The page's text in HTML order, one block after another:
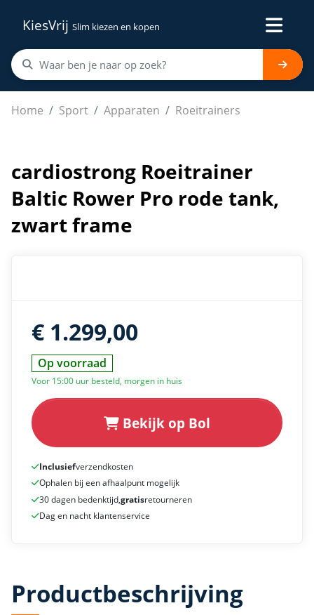
KiesVrij Slim kiezen en kopen
Home Sport Apparaten Roeitrainers
cardiostrong Roeitrainer Baltic Rower Pro rode tank,
cardiostrong Roeitrainer
Baltic Rower Pro rode tank,
zwart frame
€ 1.299,00
Op voorraad
Voor 15:00 uur besteld, morgen in huis
Bekijk op Bol
Inclusiefverzendkosten
Ophalen bij een afhaalpunt mogelijk
30 dagen bedenktijd,gratisretourneren
Dag en nacht klantenservice
Productbeschrijving